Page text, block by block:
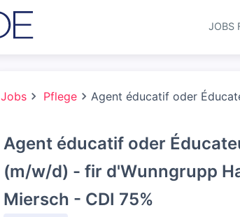
JOBS
Jobs Pflege Agent éducatif oder
Agent éducatif oder
(m/w/d) - fir d'Wunngrupp
Miersch - CDI 75%